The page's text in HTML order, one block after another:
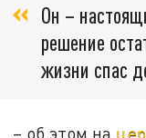
Он –
решение
жизни спас
– об этом на